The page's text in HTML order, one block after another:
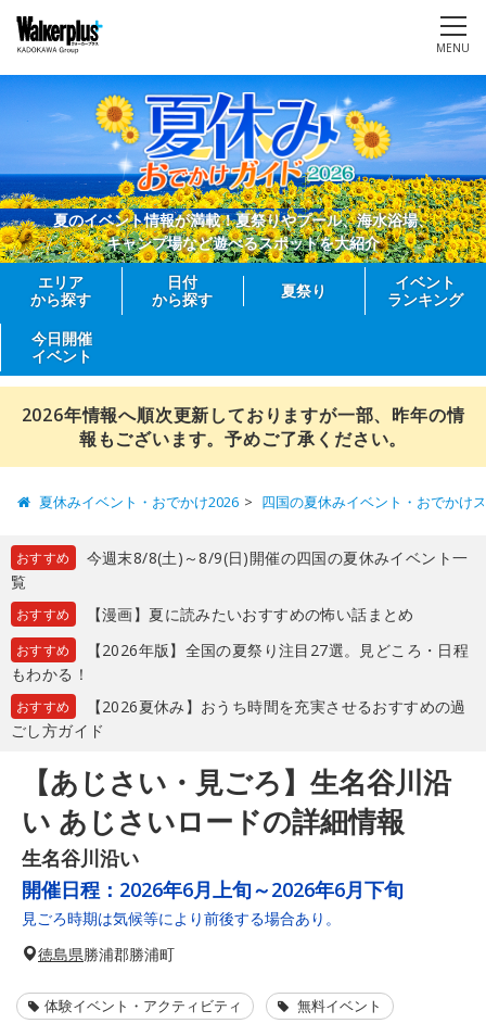
MENU
夏のイベント情報が満載！夏祭りやプール、海水浴場、
キャンプ場など遊べるスポットを大紹介
エリア
から探す
日付
から探す
夏祭り
イベント
ランキング
今日開催
イベント
2026年情報へ順次更新しておりますが一部、昨年の情
報もございます。予めご了承ください。
夏休みイベント・おでかけ2026 四国の夏休みイベント・おでかけ
おすすめ
今週末8/8(土)～8/9(日)開催の四国の夏休みイベント一
覧
おすすめ 【漫画】夏に読みたいおすすめの怖い話まとめ
おすすめ
【2026年版】全国の夏祭り注目27選。見どころ・日程
もわかる！
おすすめ
【2026夏休み】おうち時間を充実させるおすすめの過
ごし方ガイド
【あじさい・見ごろ】生名谷川沿
い あじさいロードの詳細情報
生名谷川沿い
開催日程： 2026年6月上旬～2026年6月下旬
見ごろ時期は気候等により前後する場合あり。
徳島県勝浦郡勝浦町
体験イベント・アクティビティ 無料イベント